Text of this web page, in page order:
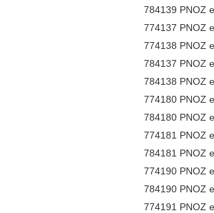
784139 PNOZ
774137 PNOZ
774138 PNOZ
784137 PNOZ
784138 PNOZ
774180 PNOZ
784180 PNOZ
774181 PNOZ
784181 PNOZ
774190 PNOZ
784190 PNOZ
774191 PNOZ